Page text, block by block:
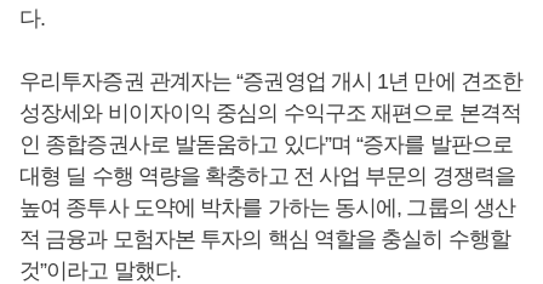
다.
우리투자증권 관계자는 “증권영업 개시 1년 만에 견조한
성장세와 비이자이익 중심의 수익구조 재편으로 본격적
인 종합증권사로 발돋움하고 있다”며 “증자를 발판으로
대형 딜 수행 역량을 확충하고 전 사업 부문의 경쟁력을
높여 종투사 도약에 박차를 가하는 동시에, 그룹의 생산
적 금융과 모험자본 투자의 핵심 역할을 충실히 수행할
것”이라고 말했다.